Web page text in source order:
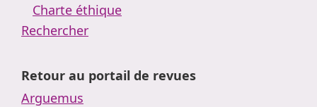
Charte éthique
Rechercher
Retour au portail de revues
Arguemus